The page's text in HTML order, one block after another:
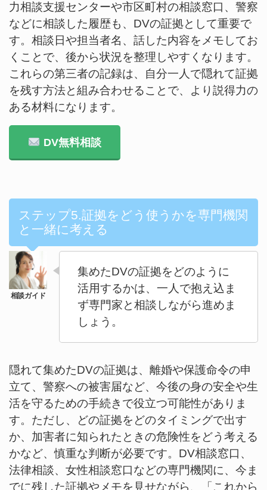
力相談支援センターや市区町村の相談窓口、警察
などに相談した履歴も、DVの証拠として重要で
す。相談日や担当者名、話した内容をメモしてお
くことで、後から状況を整理しやすくなります。
これらの第三者の記録は、自分一人で隠れて証拠
を残す方法と組み合わせることで、より説得力の
ある材料になります。
DV無料相談
ステップ5.証拠をどう使うかを専門機関
と一緒に考える
集めたDVの証拠をどのように
活用するかは、一人で抱え込ま
ず専門家と相談しながら進めま
しょう。
隠れて集めたDVの証拠は、離婚や保護命令の申
立て、警察への被害届など、今後の身の安全や生
活を守るための手続きで役立つ可能性がありま
す。ただし、どの証拠をどのタイミングで出す
か、加害者に知られたときの危険性をどう考える
かなど、慎重な判断が必要です。DV相談窓口、
法律相談、女性相談窓口などの専門機関に、今ま
でに残した証拠やメモを見せながら、「これから